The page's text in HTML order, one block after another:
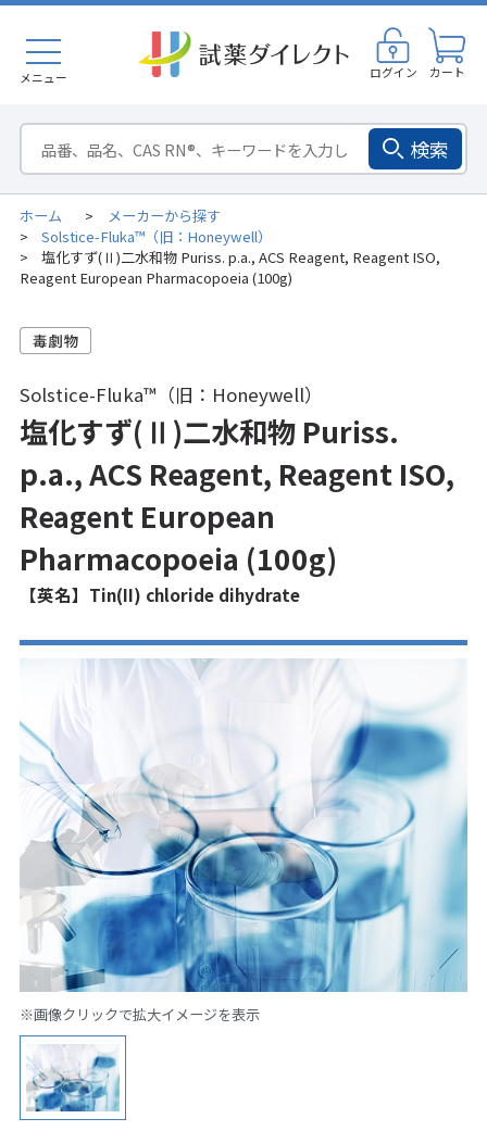
メニュー ログイン カート
検索
ホーム > メーカーから探す
> Solstice-Fluka™（旧：Honeywell）
>
塩化すず(Ⅱ)二水和物 Puriss. p.a., ACS Reagent, Reagent ISO,
Reagent European Pharmacopoeia (100g)
Solstice-Fluka™（旧：Honeywell）
塩化すず(Ⅱ)二水和物 Puriss.
p.a., ACS Reagent, Reagent ISO,
Reagent European
Pharmacopoeia (100g)
【英名】Tin(II) chloride dihydrate
※画像クリックで拡大イメージを表示